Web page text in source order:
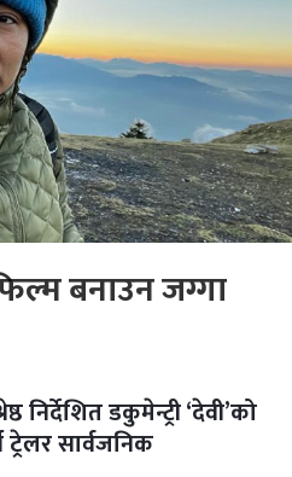
बनाउन जग्गा
निर्देशित डकुमेन्ट्री ‘देवी’को
ट्रेलर सार्वजनिक